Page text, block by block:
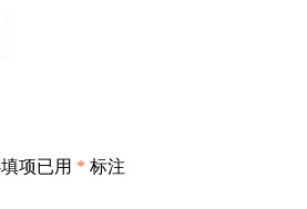
项已用 * 标注